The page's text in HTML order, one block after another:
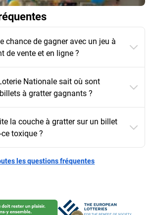
chance de gagner avec un jeu à
de vente et en ligne ?
Nationale sait où sont
à gratter gagnants ?
la couche à gratter sur un billet
toxique ?
les questions fréquentes